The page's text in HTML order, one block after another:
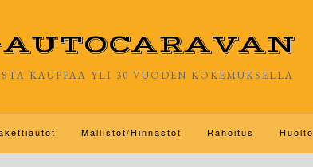
AUTOCARAVAN
KAUPPAA YLI 30 VUODEN KOKEMUKSELLA
Mallistot/Hinnastot Rahoitus Huolto